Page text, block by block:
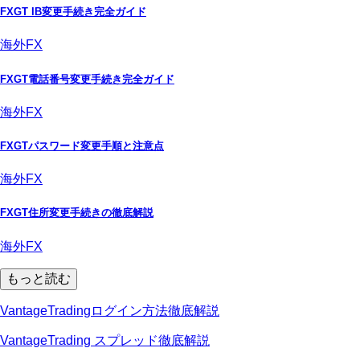
FXGT IB変更手続き完全ガイド
海外FX
FXGT電話番号変更手続き完全ガイド
海外FX
FXGTパスワード変更手順と注意点
海外FX
FXGT住所変更手続きの徹底解説
海外FX
もっと読む
VantageTradingログイン方法徹底解説
VantageTrading スプレッド徹底解説